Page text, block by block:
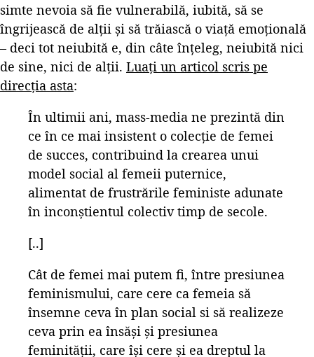
simte nevoia să fie vulnerabilă, iubită, să se
îngrijească de alții și să trăiască o viață emoțională
– deci tot neiubită e, din câte înțeleg, neiubită nici
de sine, nici de alții. Luați un articol scris pe
direcția asta:
În ultimii ani, mass-media ne prezintă din
ce în ce mai insistent o colecţie de femei
de succes, contribuind la crearea unui
model social al femeii puternice,
alimentat de frustrările feministe adunate
în inconştientul colectiv timp de secole.
[..]
Cât de femei mai putem fi, între presiunea
feminismului, care cere ca femeia să
însemne ceva în plan social si să realizeze
ceva prin ea însăşi şi presiunea
feminităţii, care îşi cere şi ea dreptul la